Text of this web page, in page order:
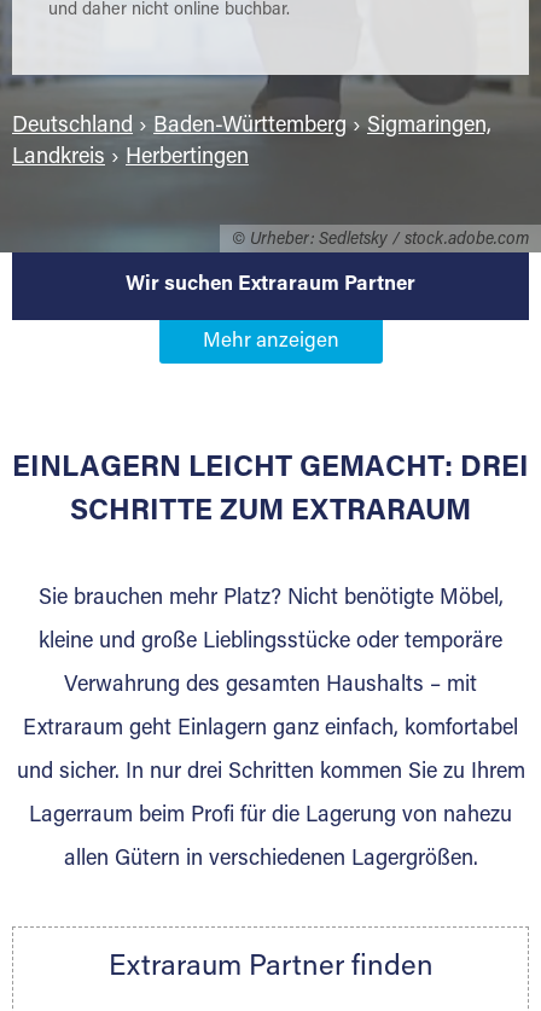
© Urheber: Sedletsky / stock.adobe.com
und daher nicht online buchbar.
Deutschland › Baden-Württemberg › Sigmaringen,
Landkreis › Herbertingen
Wir suchen Extraraum Partner
Werden Sie Extraraum Partner in
Sie bieten Kunden Lagerraum zur Miete, der
für die Einlagerung von Umzugsgut gebaut
Lagerkunden und Vermietungen.
Ihre Vorteile als Extraraum Partner:
Marktgerechte Preise
Digitale Buchungsplattform
Gewinnung von Neukunden
Nachricht.
Telefon:+49 6145 5442 - 404
EINLAGERN LEICHT GEMACHT: DREI
SCHRITTE ZUM EXTRARAUM
Sie brauchen mehr Platz? Nicht benötigte Möbel,
kleine und große Lieblingsstücke oder temporäre
Verwahrung des gesamten Haushalts – mit
Extraraum geht Einlagern ganz einfach, komfortabel
und sicher. In nur drei Schritten kommen Sie zu Ihrem
Lagerraum beim Profi für die Lagerung von nahezu
allen Gütern in verschiedenen Lagergrößen.
Extraraum Partner finden